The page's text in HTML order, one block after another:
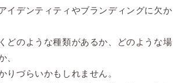
イデンティティやブランディングに欠か
どのような種類があるか、どのような場
、
りづらいかもしれません。